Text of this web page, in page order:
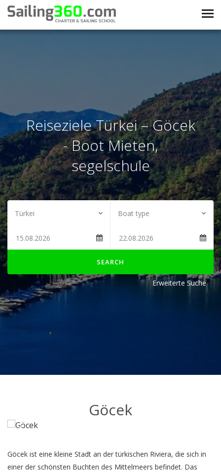
Reiseziele Türkei – Göcek
- Boot Mieten,
segelschule
SEARCH
Erweiterte Suche
Göcek
Göcek ist eine kleine Stadt an der türkischen Riviera, die sich in
einer der schönsten Buchten des Mittelmeers befindet. Das